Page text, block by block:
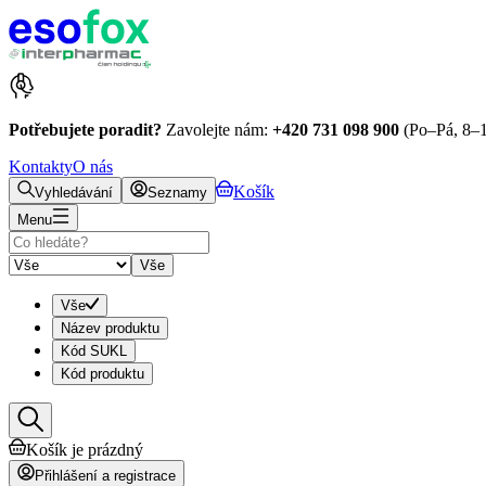
Potřebujete poradit? Zavolejte nám: +420 731 098 900 (Po–Pá,
KontaktyO nás
Vyhledávání Seznamy Košík
Menu
Vše
Vše
Název produktu
Kód SUKL
Kód produktu
Košík je prázdný
Přihlášení a registrace